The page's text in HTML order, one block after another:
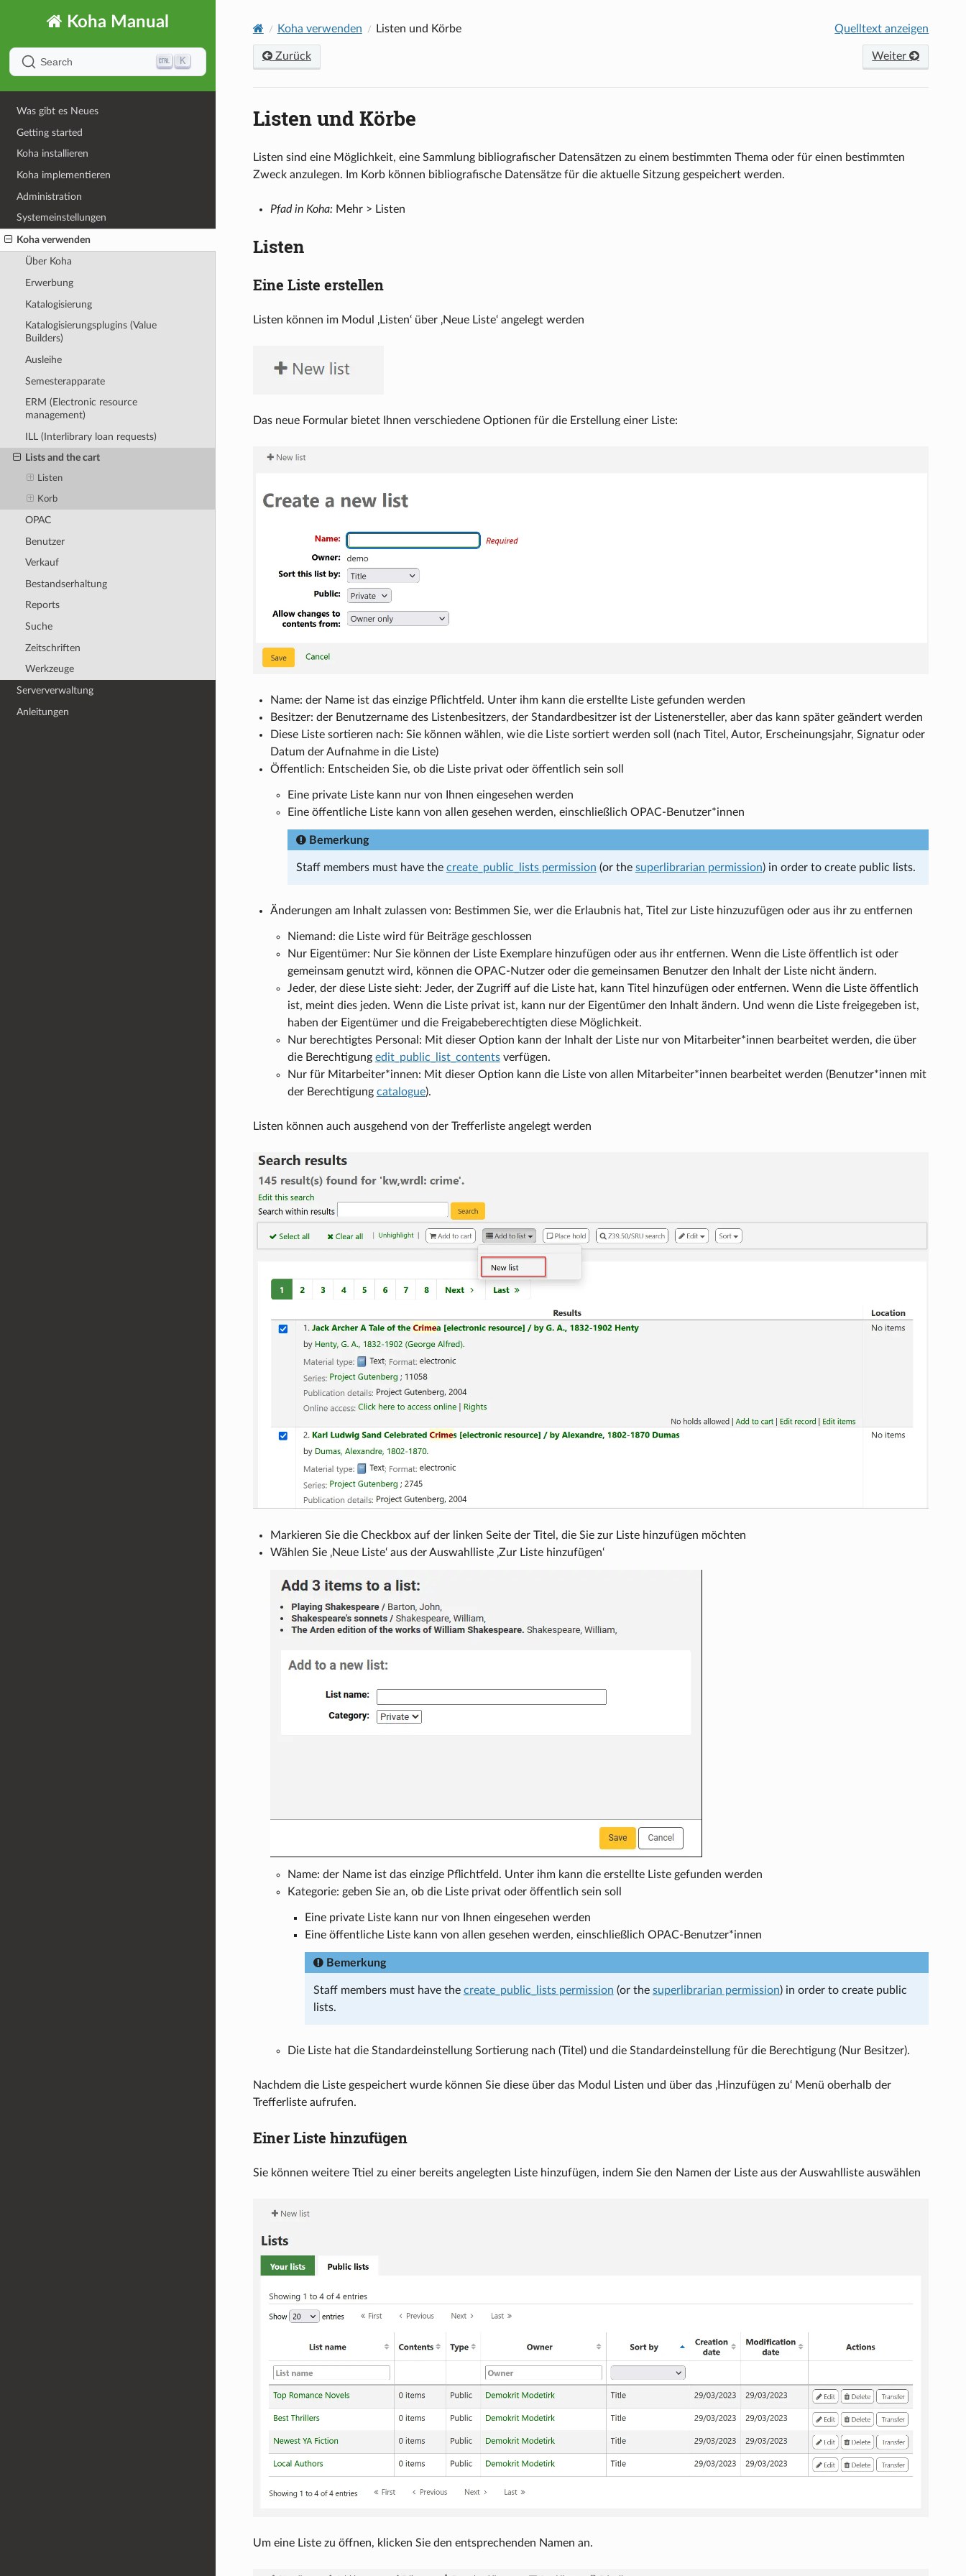
Koha Manual
Search K
Was gibt es Neues
Getting started
Koha installieren
Koha implementieren
Administration
Systemeinstellungen
Koha verwenden
Über Koha
Erwerbung
Katalogisierung
Katalogisierungsplugins (Value
Builders)
Ausleihe
Semesterapparate
ERM (Electronic resource
management)
ILL (Interlibrary loan requests)
Lists and the cart
Listen
Korb
OPAC
Benutzer
Verkauf
Bestandserhaltung
Reports
Suche
Zeitschriften
Werkzeuge
Serververwaltung
Anleitungen
Koha verwenden Listen und Körbe Quelltext anzeigen
Zurück Weiter
Listen und Körbe
Listen sind eine Möglichkeit, eine Sammlung bibliografischer Datensätzen zu einem bestimmten Thema oder für einen bestimmten
Zweck anzulegen. Im Korb können bibliografische Datensätze für die aktuelle Sitzung gespeichert werden.
Pfad in Koha:Mehr > Listen
Listen
Eine Liste erstellen
Listen können im Modul ‚Listen‘ über ‚Neue Liste‘ angelegt werden
Das neue Formular bietet Ihnen verschiedene Optionen für die Erstellung einer Liste:
Name: der Name ist das einzige Pflichtfeld. Unter ihm kann die erstellte Liste gefunden werden
Besitzer: der Benutzername des Listenbesitzers, der Standardbesitzer ist der Listenersteller, aber das kann später geändert werden
Diese Liste sortieren nach: Sie können wählen, wie die Liste sortiert werden soll (nach Titel, Autor, Erscheinungsjahr, Signatur oder
Datum der Aufnahme in die Liste)
Öffentlich: Entscheiden Sie, ob die Liste privat oder öffentlich sein soll
Eine private Liste kann nur von Ihnen eingesehen werden
Eine öffentliche Liste kann von allen gesehen werden, einschließlich OPAC-Benutzer*innen
Bemerkung
Staff members must have the create_public_lists permission (or the superlibrarian permission) in order to create public lists.
Änderungen am Inhalt zulassen von: Bestimmen Sie, wer die Erlaubnis hat, Titel zur Liste hinzuzufügen oder aus ihr zu entfernen
Niemand: die Liste wird für Beiträge geschlossen
Nur Eigentümer: Nur Sie können der Liste Exemplare hinzufügen oder aus ihr entfernen. Wenn die Liste öffentlich ist oder
gemeinsam genutzt wird, können die OPAC-Nutzer oder die gemeinsamen Benutzer den Inhalt der Liste nicht ändern.
Jeder, der diese Liste sieht: Jeder, der Zugriff auf die Liste hat, kann Titel hinzufügen oder entfernen. Wenn die Liste öffentlich
ist, meint dies jeden. Wenn die Liste privat ist, kann nur der Eigentümer den Inhalt ändern. Und wenn die Liste freigegeben ist,
haben der Eigentümer und die Freigabeberechtigten diese Möglichkeit.
Nur berechtigtes Personal: Mit dieser Option kann der Inhalt der Liste nur von Mitarbeiter*innen bearbeitet werden, die über
die Berechtigung edit_public_list_contentsverfügen.
Nur für Mitarbeiter*innen: Mit dieser Option kann die Liste von allen Mitarbeiter*innen bearbeitet werden (Benutzer*innen mit
der Berechtigung catalogue).
Listen können auch ausgehend von der Trefferliste angelegt werden
Markieren Sie die Checkbox auf der linken Seite der Titel, die Sie zur Liste hinzufügen möchten
Wählen Sie ‚Neue Liste‘ aus der Auswahlliste ‚Zur Liste hinzufügen‘
Name: der Name ist das einzige Pflichtfeld. Unter ihm kann die erstellte Liste gefunden werden
Kategorie: geben Sie an, ob die Liste privat oder öffentlich sein soll
Eine private Liste kann nur von Ihnen eingesehen werden
Eine öffentliche Liste kann von allen gesehen werden, einschließlich OPAC-Benutzer*innen
Bemerkung
Staff members must have the create_public_lists permission (or the superlibrarian permission) in order to create public
lists.
Die Liste hat die Standardeinstellung Sortierung nach (Titel) und die Standardeinstellung für die Berechtigung (Nur Besitzer).
Nachdem die Liste gespeichert wurde können Sie diese über das Modul Listen und über das ‚Hinzufügen zu‘ Menü oberhalb der
Trefferliste aufrufen.
Einer Liste hinzufügen
Sie können weitere Ttiel zu einer bereits angelegten Liste hinzufügen, indem Sie den Namen der Liste aus der Auswahlliste auswählen
Um eine Liste zu öffnen, klicken Sie den entsprechenden Namen an.